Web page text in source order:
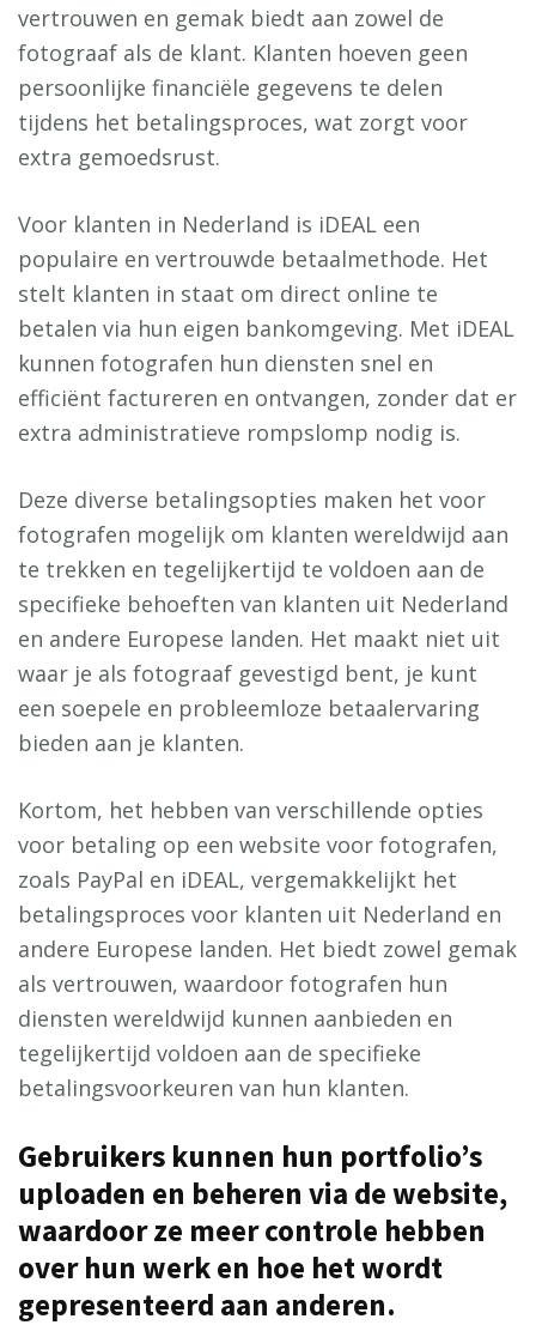
vertrouwen en gemak biedt aan zowel de
fotograaf als de klant. Klanten hoeven geen
persoonlijke financiële gegevens te delen
tijdens het betalingsproces, wat zorgt voor
extra gemoedsrust.
Voor klanten in Nederland is iDEAL een
populaire en vertrouwde betaalmethode. Het
stelt klanten in staat om direct online te
betalen via hun eigen bankomgeving. Met iDEAL
kunnen fotografen hun diensten snel en
efficiënt factureren en ontvangen, zonder dat er
extra administratieve rompslomp nodig is.
Deze diverse betalingsopties maken het voor
fotografen mogelijk om klanten wereldwijd aan
te trekken en tegelijkertijd te voldoen aan de
specifieke behoeften van klanten uit Nederland
en andere Europese landen. Het maakt niet uit
waar je als fotograaf gevestigd bent, je kunt
een soepele en probleemloze betaalervaring
bieden aan je klanten.
Kortom, het hebben van verschillende opties
voor betaling op een website voor fotografen,
zoals PayPal en iDEAL, vergemakkelijkt het
betalingsproces voor klanten uit Nederland en
andere Europese landen. Het biedt zowel gemak
als vertrouwen, waardoor fotografen hun
diensten wereldwijd kunnen aanbieden en
tegelijkertijd voldoen aan de specifieke
betalingsvoorkeuren van hun klanten.
Gebruikers kunnen hun portfolio’s
uploaden en beheren via de website,
waardoor ze meer controle hebben
over hun werk en hoe het wordt
gepresenteerd aan anderen.